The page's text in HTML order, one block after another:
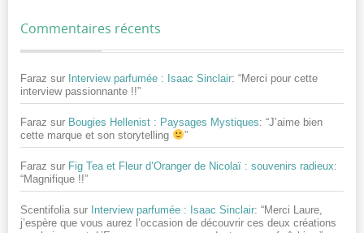
Commentaires récents
Faraz sur Interview parfumée : Isaac Sinclair: “Merci pour cette
interview passionnante !!”
Faraz sur Bougies Hellenist : Paysages Mystiques: “J’aime bien
cette marque et son storytelling
”
Faraz sur Fig Tea et Fleur d’Oranger de Nicolaï : souvenirs radieux:
“Magnifique !!”
Scentifolia sur Interview parfumée : Isaac Sinclair: “Merci Laure,
j’espère que vous aurez l’occasion de découvrir ces deux créations